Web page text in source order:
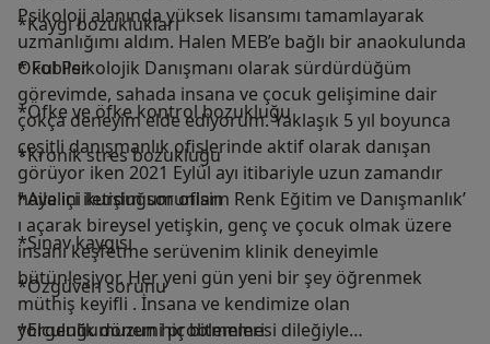
Psikoloji alanında yüksek lisansımı tamamlayarak
uzmanlığımı aldım. Halen MEB’e bağlı bir anaokulunda
Okul Psikolojik Danışmanı olarak sürdürdüğüm
görevimde, sahada insana ve çocuk gelişimine dair
çokça deneyim elde ediyorum. Yaklaşık 5 yıl boyunca
çeşitli danışmanlık ofislerinde aktif olarak danışan
görüyor iken 2021 Eylül ayı itibariyle uzun zamandır
hayalini kurduğum ofisim Renk Eğitim ve Danışmanlık’
ı açarak bireysel yetişkin, genç ve çocuk olmak üzere
insanı keşfetme serüvenim klinik deneyimle
bütünleşiyor. Her yeni gün yeni bir şey öğrenmek
müthiş keyifli . İnsana ve kendimize olan
yolculuğumuzun hiç bitmemesi dileğiyle…
*Kaygı bozuklukları
* Fobiler
*Öfke ve öfke kontrol bozukluğu
*Kronik stres bozukluğu
*Aile içi iletişim sorunları
*Sınav kaygısı
*Özgüven sorunu
*Ergenlik dönemi problemleri